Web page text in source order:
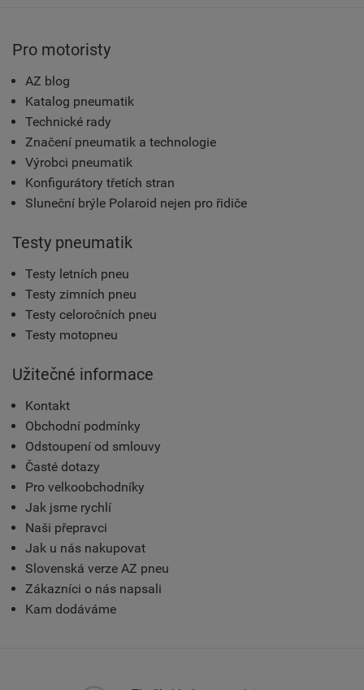
Pro motoristy
AZ blog
Katalog pneumatik
Technické rady
Značení pneumatik a technologie
Výrobci pneumatik
Konfigurátory třetích stran
Sluneční brýle Polaroid nejen pro řidiče
Testy pneumatik
Testy letních pneu
Testy zimních pneu
Testy celoročních pneu
Testy motopneu
Užitečné informace
Kontakt
Obchodní podmínky
Odstoupení od smlouvy
Časté dotazy
Pro velkoobchodníky
Jak jsme rychlí
Naši přepravci
Jak u nás nakupovat
Slovenská verze AZ pneu
Zákazníci o nás napsali
Kam dodáváme